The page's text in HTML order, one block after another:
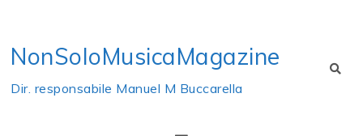
content
NonSoloMusicaMagazine
Dir. responsabile Manuel M Buccarella